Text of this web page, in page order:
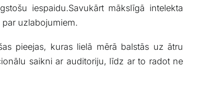
iespaidu.Savukārt ⁢mākslīgā ‌intelekta
uzlabojumiem.
​pieejas,‌ kuras lielā ‍mērā balstās uz ātru
saikni ar⁣ auditoriju, līdz‌ ar to radot ne